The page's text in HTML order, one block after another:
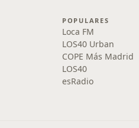
POPULARES
Loca FM
LOS40 Urban
COPE Más Madrid
LOS40
esRadio